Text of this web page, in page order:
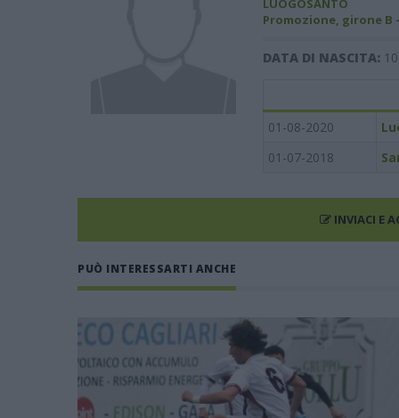
LUOGOSANTO
Promozione, girone B
DATA DI NASCITA:
01-08-2020
01-07-2018
INVIACI E
PUÒ INTERESSARTI ANCHE